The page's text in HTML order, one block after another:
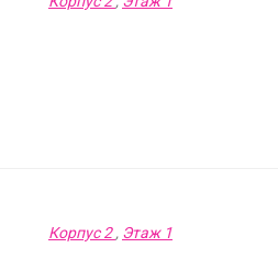
Корпус 2, Этаж 1